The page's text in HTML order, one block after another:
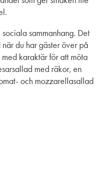
sammanhang. Det
du har gäster över på
karaktär för att möta
med räkor, en
och mozzarellasallad